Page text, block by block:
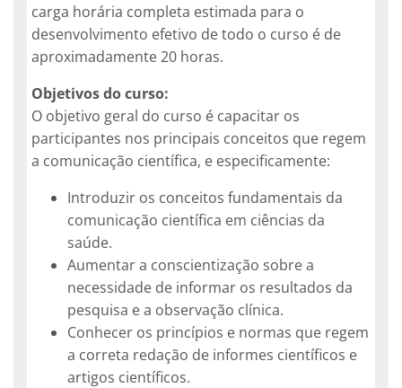
carga horária completa estimada para o
desenvolvimento efetivo de todo o curso é de
aproximadamente 20 horas.
Objetivos do curso:
O objetivo geral do curso é capacitar os
participantes nos principais conceitos que regem
a comunicação científica, e especificamente:
Introduzir os conceitos fundamentais da
comunicação científica em ciências da
saúde.
Aumentar a conscientização sobre a
necessidade de informar os resultados da
pesquisa e a observação clínica.
Conhecer os princípios e normas que regem
a correta redação de informes científicos e
artigos científicos.